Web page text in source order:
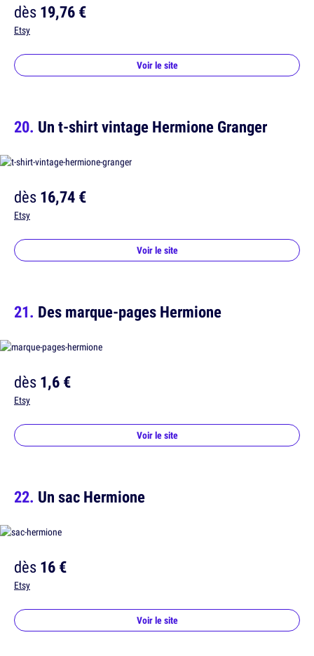
dès19,76 €
Etsy
Voir le site
Un t-shirt vintage Hermione Granger
dès16,74 €
Etsy
Voir le site
Des marque-pages Hermione
dès1,6 €
Etsy
Voir le site
Un sac Hermione
dès16 €
Etsy
Voir le site